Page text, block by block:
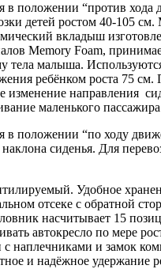
в положении “против хода
детей ростом 40-105
вкладыш
Memory Foam,
тела малыша.
ребёнком роста 75 см.
изменение направления
маленького
в положении “по ходу
сиденья. Для
Удобное
отсеке с обратной
насчитывает 15
автокресло по мере
наплечниками и замок
и надёжное удержание